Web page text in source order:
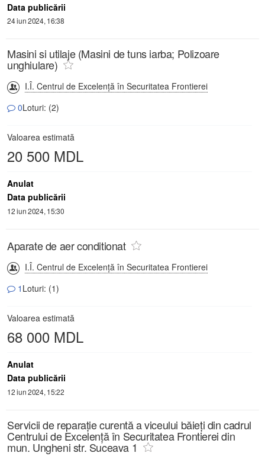
Data publicării
24 iun 2024, 16:38
Masini si utilaje (Masini de tuns iarba; Polizoare
unghiulare)
I.Î. Centrul de Excelență în Securitatea Frontierei
0Loturi: (2)
Valoarea estimată
20 500 MDL
Anulat
Data publicării
12 iun 2024, 15:30
Aparate de aer conditionat
I.Î. Centrul de Excelență în Securitatea Frontierei
1 Loturi: (1)
Valoarea estimată
68 000 MDL
Anulat
Data publicării
12 iun 2024, 15:22
Servicii de reparație curentă a viceului băieți din cadrul
Centrului de Excelență în Securitatea Frontierei din
mun. Ungheni str. Suceava 1